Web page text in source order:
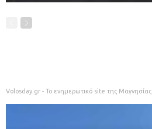
Volosday.gr - Το ενημερωτικό site της Μαγνησίας